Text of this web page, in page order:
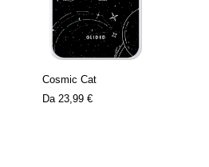
Cosmic Cat
Da 23,99 €